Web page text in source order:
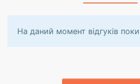
На даний момент відгуків